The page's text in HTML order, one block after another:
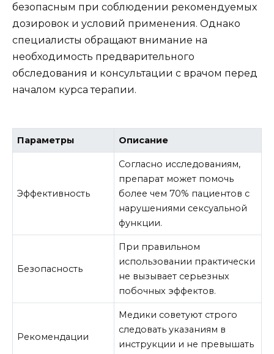
безопасным при соблюдении рекомендуемых
дозировок и условий применения. Однако
специалисты обращают внимание на
необходимость предварительного
обследования и консультации с врачом перед
началом курса терапии.
Параметры Описание
Эффективность
Согласно исследованиям,
препарат может помочь
более чем 70% пациентов с
нарушениями сексуальной
функции.
Безопасность
При правильном
использовании практически
не вызывает серьезных
побочных эффектов.
Рекомендации
Медики советуют строго
следовать указаниям в
инструкции и не превышать